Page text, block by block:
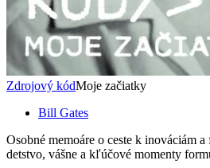
Zdrojový kódMoje začiatky
Bill Gates
Osobné memoáre o ceste k inováciám
detstvo, vášne a kľúčové momenty